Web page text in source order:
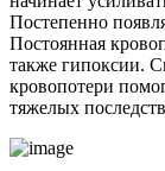
Постепенно
Постоянная
также гипоксии.
кровопотери
тяжелых